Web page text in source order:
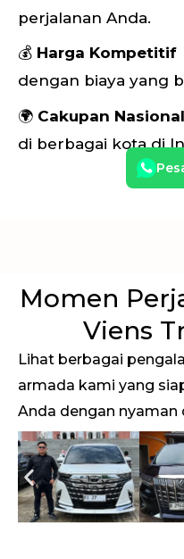
perjalanan Anda.
💰 Harga Kompetitif
dengan biaya yang
🌍 Cakupan Nasional
di berbagai kota di
Momen
Viens
Lihat berbagai
armada kami yang
Anda dengan nyaman